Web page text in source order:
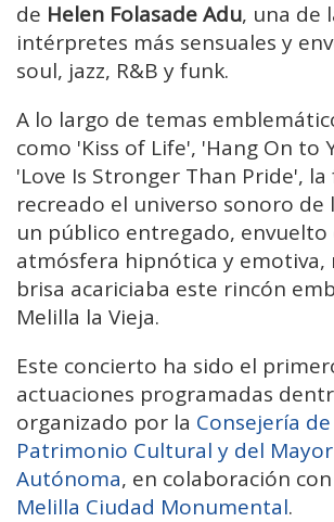
de Helen Folasade Adu, una de
intérpretes más sensuales y
soul, jazz, R&B y funk.
A lo largo de temas
como 'Kiss of Life', 'Hang On to
'Love Is Stronger Than Pride',
recreado el universo sonoro
un público entregado, envuelto
atmósfera hipnótica y emotiva,
brisa acariciaba este rincón
Melilla la Vieja.
Este concierto ha sido el
actuaciones programadas
organizado por la Consejería
Patrimonio Cultural y del
Autónoma, en colaboración
Melilla Ciudad Monumental.